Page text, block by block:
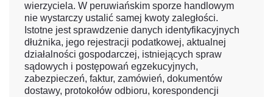
wierzyciela. W peruwiańskim sporze handlowym
nie wystarczy ustalić samej kwoty zaległości.
Istotne jest sprawdzenie danych identyfikacyjnych
dłużnika, jego rejestracji podatkowej, aktualnej
działalności gospodarczej, istniejących spraw
sądowych i postępowań egzekucyjnych,
zabezpieczeń, faktur, zamówień, dokumentów
dostawy, protokołów odbioru, korespondencji